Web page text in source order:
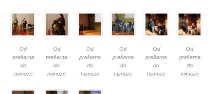
Od
prešerna
do
mimoze
Od
prešerna
do
mimoze
Od
prešerna
do
mimoze
Od
prešerna
do
mimoze
Od
prešerna
do
mimoze
Od
prešerna
do
mimoze